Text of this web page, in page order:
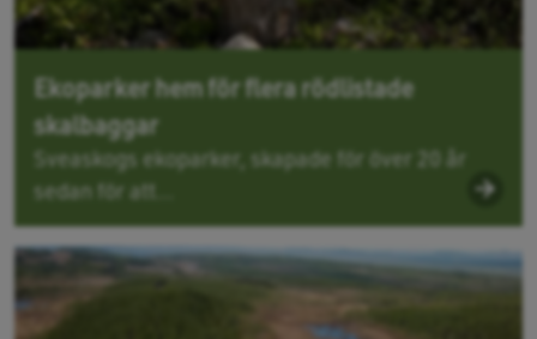
Ekoparker hem för flera rödlistade
skalbaggar
Sveaskogs ekoparker, skapade för över 20 år
sedan för att...